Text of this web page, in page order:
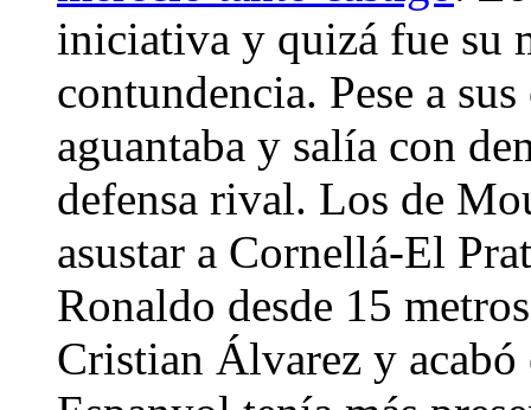
iniciativa y quizá fue su
contundencia. Pese a
aguantaba y salía con
defensa rival. Los de
asustar a Cornellá-El
Ronaldo desde 15
Cristian Álvarez y